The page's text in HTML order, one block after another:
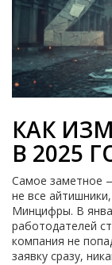
КАК
В 2025
Самое заметное
не все
Минцифры. В
работодателей
компания не
заявку сразу,